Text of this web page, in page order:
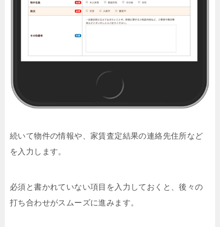
続いて物件の情報や、家賃査定結果の連絡先住所など
を入力します。
必須と書かれていない項目を入力しておくと、後々の
打ち合わせがスムーズに進みます。